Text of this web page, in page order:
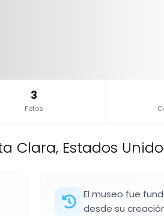
3
Fotos
Clara, Estados
El museo fue
desde su